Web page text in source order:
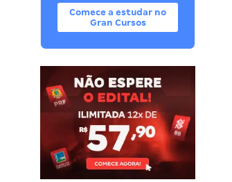
Comece a estudar no
Gran Cursos